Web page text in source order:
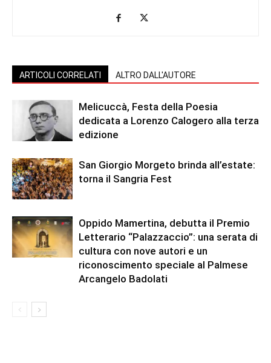
ARTICOLI CORRELATI ALTRO DALL'AUTORE
Melicuccà, Festa della Poesia
dedicata a Lorenzo Calogero alla terza
edizione
San Giorgio Morgeto brinda all’estate:
torna il Sangria Fest
Oppido Mamertina, debutta il Premio
Letterario “Palazzaccio”: una serata di
cultura con nove autori e un
riconoscimento speciale al Palmese
Arcangelo Badolati